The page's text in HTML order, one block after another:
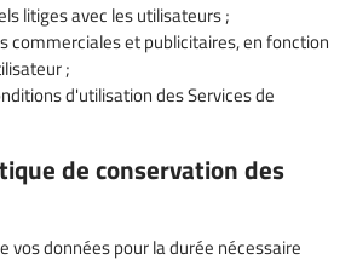
litiges avec les utilisateurs ;
commerciales et publicitaires, en fonction
;
d'utilisation des Services de
de conservation des
vos données pour la durée nécessaire